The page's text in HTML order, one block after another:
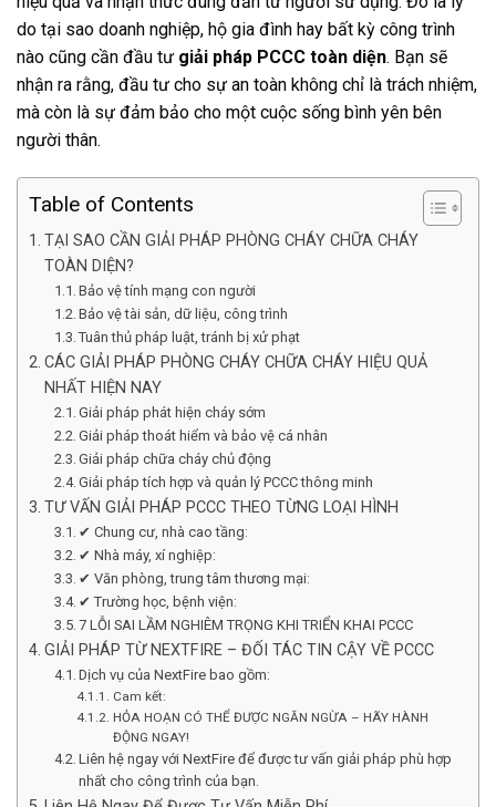
do tại sao doanh nghiệp, hộ gia đình hay bất kỳ công trình
nào cũng cần đầu tư giải pháp PCCC toàn diện. Bạn sẽ
nhận ra rằng, đầu tư cho sự an toàn không chỉ là trách nhiệm,
mà còn là sự đảm bảo cho một cuộc sống bình yên bên
người thân.
Table of Contents
TẠI SAO CẦN GIẢI PHÁP PHÒNG CHÁY CHỮA CHÁY
TOÀN DIỆN?
Bảo vệ tính mạng con người
Bảo vệ tài sản, dữ liệu, công trình
Tuân thủ pháp luật, tránh bị xử phạt
CÁC GIẢI PHÁP PHÒNG CHÁY CHỮA CHÁY HIỆU QUẢ
NHẤT HIỆN NAY
Giải pháp phát hiện cháy sớm
Giải pháp thoát hiểm và bảo vệ cá nhân
Giải pháp chữa cháy chủ động
Giải pháp tích hợp và quản lý PCCC thông minh
TƯ VẤN GIẢI PHÁP PCCC THEO TỪNG LOẠI HÌNH
✔ Chung cư, nhà cao tầng:
✔ Nhà máy, xí nghiệp:
✔ Văn phòng, trung tâm thương mại:
✔ Trường học, bệnh viện:
7 LỖI SAI LẦM NGHIÊM TRỌNG KHI TRIỂN KHAI PCCC
GIẢI PHÁP TỪ NEXTFIRE – ĐỐI TÁC TIN CẬY VỀ PCCC
Dịch vụ của NextFire bao gồm:
Cam kết:
HỎA HOẠN CÓ THỂ ĐƯỢC NGĂN NGỪA – HÃY HÀNH
ĐỘNG NGAY!
Liên hệ ngay với NextFire để được tư vấn giải pháp phù hợp
nhất cho công trình của bạn.